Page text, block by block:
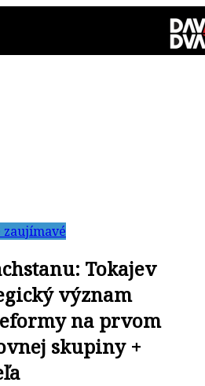
Tokajev
význam
na prvom
skupiny +